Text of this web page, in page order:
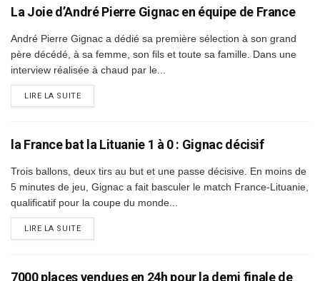
La Joie d’André Pierre Gignac en équipe de France
André Pierre Gignac a dédié sa première sélection à son grand
père décédé, à sa femme, son fils et toute sa famille. Dans une
interview réalisée à chaud par le...
LIRE LA SUITEDETAILS
la France bat la Lituanie 1 à 0 : Gignac décisif
Trois ballons, deux tirs au but et une passe décisive. En moins de
5 minutes de jeu, Gignac a fait basculer le match France-Lituanie,
qualificatif pour la coupe du monde...
LIRE LA SUITEDETAILS
7000 places vendues en 24h pour la demi finale de